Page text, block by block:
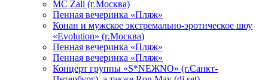
МС Zali (г.Москва)
Пенная вечеринка «Пляж»
Конан и мужское экстремально-эротическое шоу
«Evolution» (г.Москва)
Пенная вечеринка «Пляж»
Пенная вечеринка «Пляж»
Концерт группы «S*NEЖNO» (г.Санкт-